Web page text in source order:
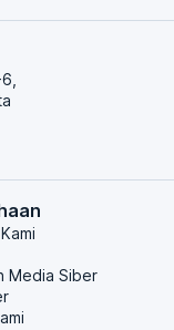
Media Siber